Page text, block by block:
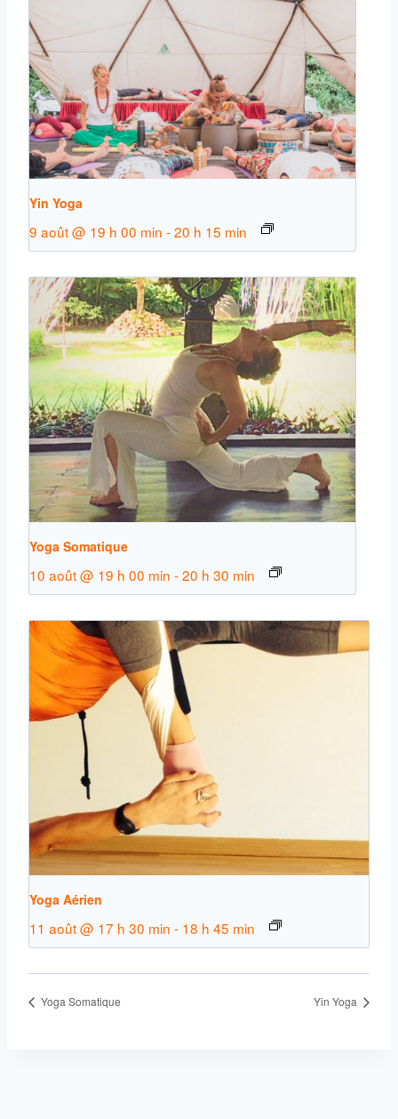
Yin Yoga
9 août @ 19 h 00 min -20 h 15 min
Yoga Somatique
10 août @ 19 h 00 min -20 h 30 min
Yoga Aérien
11 août @ 17 h 30 min - 18 h 45 min
Yoga Somatique Yin Yoga